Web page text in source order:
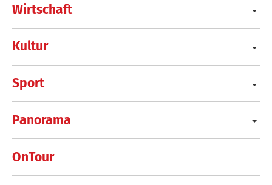
Wirtschaft
Kultur
Sport
Panorama
OnTour